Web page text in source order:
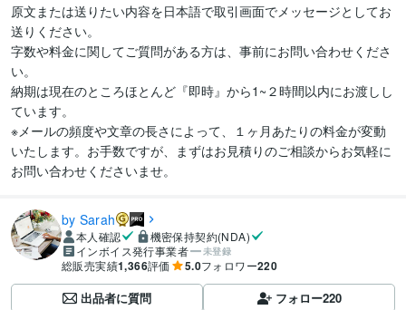
原文または送りたい内容を日本語で取引画面でメッセージとしてお
送りください。
字数や料金に関してご質問がある方は、事前にお問い合わせくださ
い。
納期は現在のところほとんど『即時』から1~２時間以内にお渡しし
ています。
※メールの頻度や文章の長さによって、１ヶ月あたりの料金が変動
いたします。お手数ですが、まずはお見積りのご相談からお気軽に
お問い合わせくださいませ。
by Sarah
本人確認
機密保持契約(NDA)
インボイス発行事業者
未登録
総販売実績1,366評価 5.0フォロワー220
出品者に質問 フォロー220